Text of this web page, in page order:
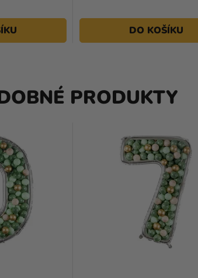
DO KOŠÍKU
PRODUKTY